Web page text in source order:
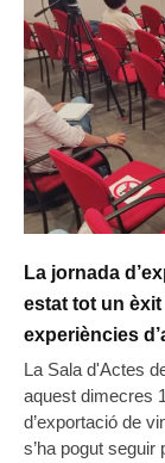
La jornada
estat tot un
experiències
La Sala d'Actes
aquest dimecres
d’exportació de
s’ha pogut